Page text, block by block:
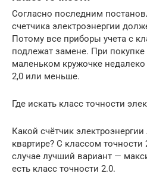
Согласно последним
счетчика электроэнергии
Потому все приборы учета с
подлежат замене. При покупке
маленьком кружочке
2,0 или меньше.
Где искать класс точности
Какой счётчик
квартире? С классом
случае лучший вариант —
есть класс точности 2.0.